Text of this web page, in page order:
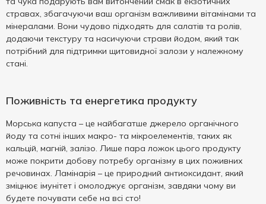
стравах, збагачуючи ваш організм важливими вітамінами та
мінералами. Вони чудово підходять для салатів та ролів,
додаючи текстуру та насичуючи страви йодом, який так
потрібний для підтримки щитовидної залози у належному
стані.
Поживність та енергетика продукту
Морська капуста – це найбагатше джерело органічного
йоду та сотні інших макро- та мікроелементів, таких як
кальцій, магній, залізо. Лише пара ложок цього продукту
може покрити добову потребу організму в цих поживних
речовинах. Ламінарія – це природний антиоксидант, який
зміцнює імунітет і омолоджує організм, завдяки чому ви
будете почувати себе на всі сто!